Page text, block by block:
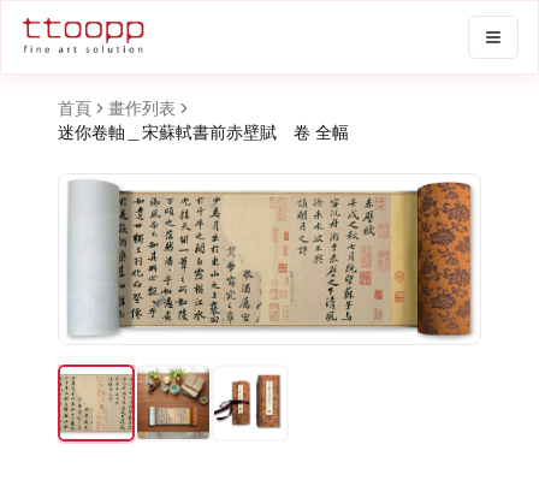
首頁
畫作列表
迷你卷軸＿宋蘇軾書前赤壁賦 卷 全幅